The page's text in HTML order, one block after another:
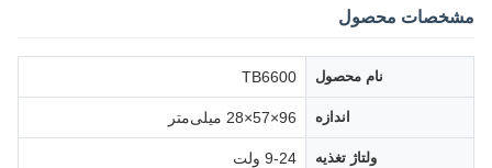
مشخصات محصول
نام محصول TB6600
اندازه 96×57×28 میلی‌متر
ولتاژ تغذیه 9-24 ولت